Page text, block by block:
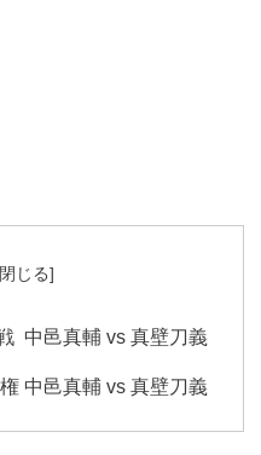
中邑真輔 vs 真壁刀義
中邑真輔 vs 真壁刀義